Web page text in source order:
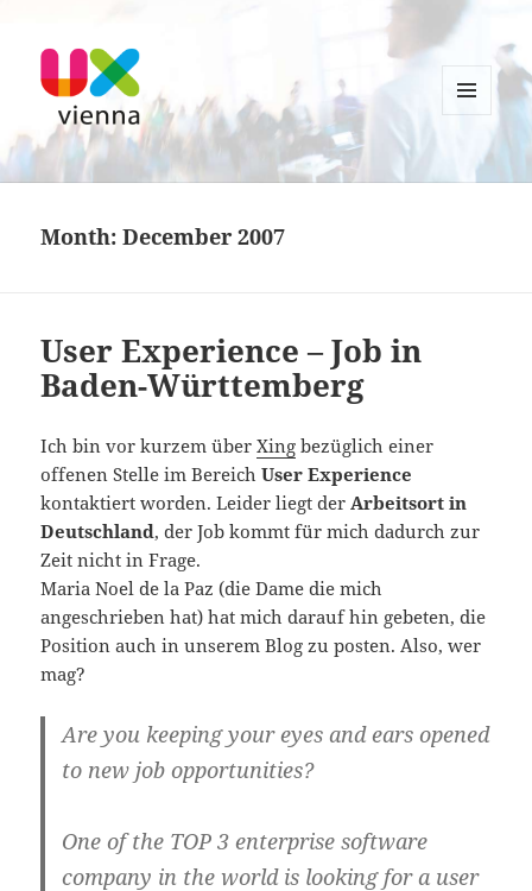
UXvienna
WIDGETS
Month:December 2007
User Experience – Job in
Baden-Württemberg
Ich bin vor kurzem überXing bezüglich einer
offenen Stelle im BereichUser Experience
kontaktiert worden. Leider liegt derArbeitsort in
Deutschland, der Job kommt für mich dadurch zur
Zeit nicht in Frage.
Maria Noel de la Paz (die Dame die mich
angeschrieben hat) hat mich darauf hin gebeten, die
Position auch in unserem Blog zu posten. Also, wer
mag?
Are you keeping your eyes and ears opened
to new job opportunities?
One of the TOP 3 enterprise software
company in the world is looking for a user